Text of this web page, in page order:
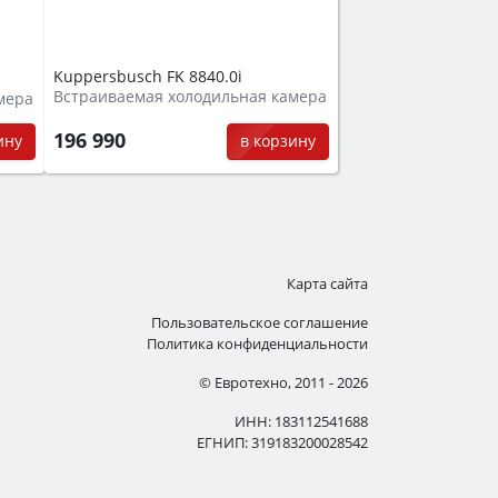
Kuppersbusch FK 8840.0i
Встраиваемая холодильная камера
196 990 в корзину
Карта сайта
Пользовательское соглашение
Политика конфиденциальности
© Евротехно, 2011 - 2026
ИНН: 183112541688
ЕГНИП: 319183200028542